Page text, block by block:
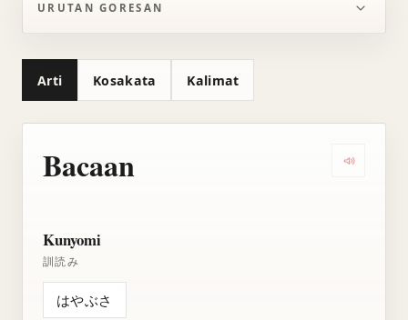
URUTAN GORESAN
Arti Kosakata Kalimat
Bacaan
Kunyomi
訓読み
はやぶさ